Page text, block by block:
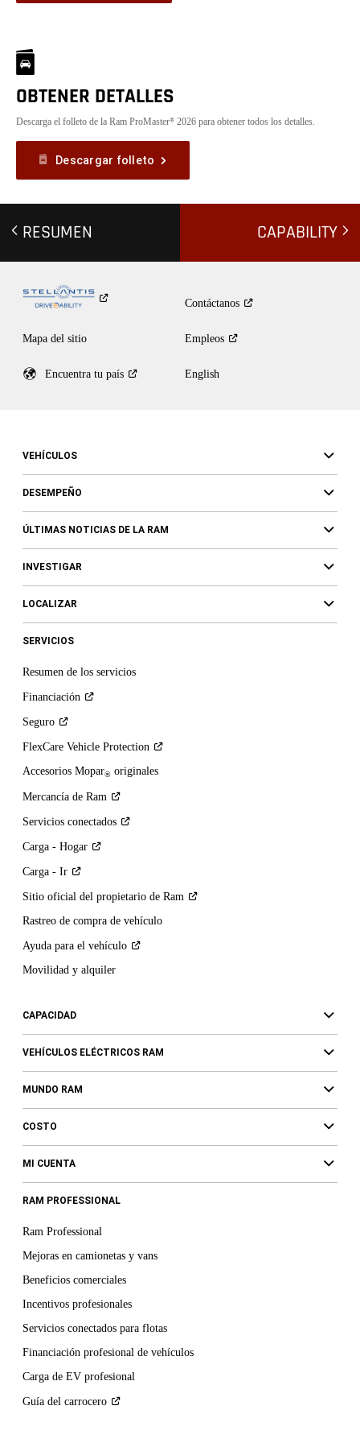
OBTENER DETALLES
Descarga el folleto de la Ram ProMaster® 2026 para obtener todos los detalles.
Descargar folleto
RESUMEN CAPABILITY
Contáctanos
Mapa del sitio Empleos
Encuentra tu país English
VEHÍCULOS
DESEMPEÑO
ÚLTIMAS NOTICIAS DE LA RAM
INVESTIGAR
LOCALIZAR
SERVICIOS
Resumen de los servicios
Financiación
Seguro
FlexCare Vehicle Protection
Accesorios Mopar® originales
Mercancía de Ram
Servicios conectados
Carga - Hogar
Carga - Ir
Sitio oficial del propietario de Ram
Rastreo de compra de vehículo
Ayuda para el vehículo
Movilidad y alquiler
CAPACIDAD
VEHÍCULOS ELÉCTRICOS RAM
MUNDO RAM
COSTO
MI CUENTA
RAM PROFESSIONAL
Ram Professional
Mejoras en camionetas y vans
Beneficios comerciales
Incentivos profesionales
Servicios conectados para flotas
Financiación profesional de vehículos
Carga de EV profesional
Guía del carrocero